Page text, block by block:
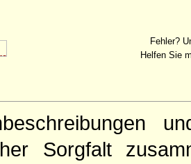
Fehler?
Helfen Sie
Sorgfalt